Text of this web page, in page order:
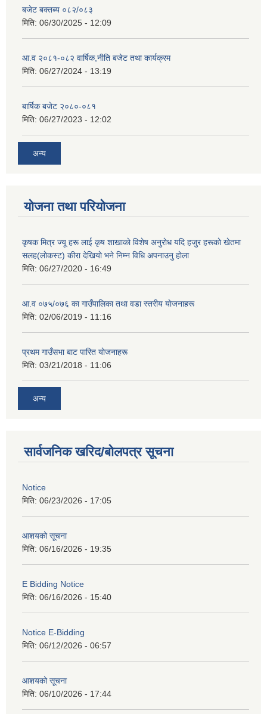
बजेट बक्तब्य ०८२/०८३
मिति: 06/30/2025 - 12:09
आ.व २०८१-०८२ वार्षिक,नीति बजेट तथा कार्यक्रम
मिति: 06/27/2024 - 13:19
बार्षिक बजेट २०८०-०८१
मिति: 06/27/2023 - 12:02
अन्य
योजना तथा परियोजना
कृषक मित्र ज्यू हरू लाई कृष शाखाकाे विशेष अनुराेध यदि हजुर हरूकाे खेतमा
सलह(लाेकस्ट) कीरा देखियाे भने निम्न विधि अपनाउनु हाेला
मिति: 06/27/2020 - 16:49
आ‍.व ०७५/०७६ का गाउँपालिका तथा वडा स्तरीय याेजनाहरू
मिति: 02/06/2019 - 11:16
प्रथम गाउँसभा बाट पारित याेजनाहरू
मिति: 03/21/2018 - 11:06
अन्य
सार्वजनिक खरिद/बोलपत्र सूचना
Notice
मिति: 06/23/2026 - 17:05
आशयको सूचना
मिति: 06/16/2026 - 19:35
E Bidding Notice
मिति: 06/16/2026 - 15:40
Notice E-Bidding
मिति: 06/12/2026 - 06:57
आशयको सूचना
मिति: 06/10/2026 - 17:44